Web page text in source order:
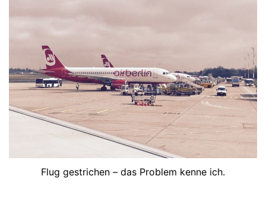
Flug gestrichen – das Problem kenne ich.